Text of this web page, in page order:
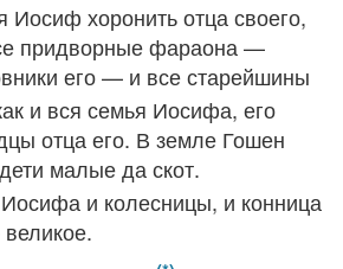
Иосиф хоронить отца своего,
придворные фараона —
его — и все старейшины
и вся семья Иосифа, его
отца его. В земле Гошен
малые да скот.
и колесницы, и конница